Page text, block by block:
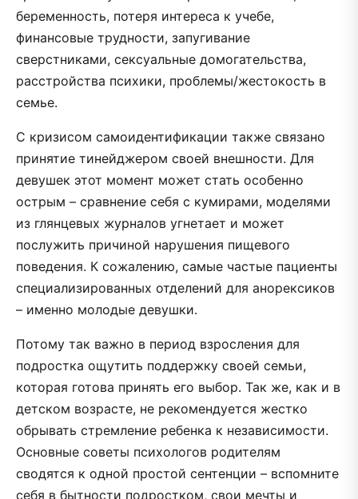
беременность, потеря интереса к учебе,
финансовые трудности, запугивание
сверстниками, сексуальные домогательства,
расстройства психики, проблемы/жестокость в
семье.
С кризисом самоидентификации также связано
принятие тинейджером своей внешности. Для
девушек этот момент может стать особенно
острым – сравнение себя с кумирами, моделями
из глянцевых журналов угнетает и может
послужить причиной нарушения пищевого
поведения. К сожалению, самые частые пациенты
специализированных отделений для анорексиков
– именно молодые девушки.
Потому так важно в период взросления для
подростка ощутить поддержку своей семьи,
которая готова принять его выбор. Так же, как и в
детском возрасте, не рекомендуется жестко
обрывать стремление ребенка к независимости.
Основные советы психологов родителям
сводятся к одной простой сентенции – вспомните
себя в бытности подростком, свои мечты и